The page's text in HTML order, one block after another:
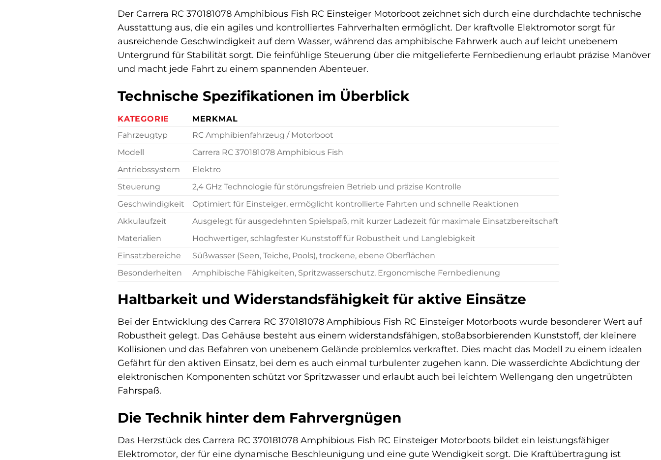
Der Carrera RC 370181078 Amphibious Fish RC Einsteiger Motorboot zeichnet sich durch eine durchdachte technische
Ausstattung aus, die ein agiles und kontrolliertes Fahrverhalten ermöglicht. Der kraftvolle Elektromotor sorgt für
ausreichende Geschwindigkeit auf dem Wasser, während das amphibische Fahrwerk auch auf leicht unebenem
Untergrund für Stabilität sorgt. Die feinfühlige Steuerung über die mitgelieferte Fernbedienung erlaubt präzise Manöver
und macht jede Fahrt zu einem spannenden Abenteuer.
Technische Spezifikationen im Überblick
KATEGORIE
MERKMAL
Fahrzeugtyp
RC Amphibienfahrzeug / Motorboot
Modell
Carrera RC 370181078 Amphibious Fish
Antriebssystem
Elektro
Steuerung
2,4 GHz Technologie für störungsfreien Betrieb und präzise Kontrolle
Geschwindigkeit
Optimiert für Einsteiger, ermöglicht kontrollierte Fahrten und schnelle Reaktionen
Akkulaufzeit
Ausgelegt für ausgedehnten Spielspaß, mit kurzer Ladezeit für maximale Einsatzbereitschaft
Materialien
Hochwertiger, schlagfester Kunststoff für Robustheit und Langlebigkeit
Einsatzbereiche
Süßwasser (Seen, Teiche, Pools), trockene, ebene Oberflächen
Besonderheiten
Amphibische Fähigkeiten, Spritzwasserschutz, Ergonomische Fernbedienung
Haltbarkeit und Widerstandsfähigkeit für aktive Einsätze
Bei der Entwicklung des Carrera RC 370181078 Amphibious Fish RC Einsteiger Motorboots wurde besonderer Wert auf
Robustheit gelegt. Das Gehäuse besteht aus einem widerstandsfähigen, stoßabsorbierenden Kunststoff, der kleinere
Kollisionen und das Befahren von unebenem Gelände problemlos verkraftet. Dies macht das Modell zu einem idealen
Gefährt für den aktiven Einsatz, bei dem es auch einmal turbulenter zugehen kann. Die wasserdichte Abdichtung der
elektronischen Komponenten schützt vor Spritzwasser und erlaubt auch bei leichtem Wellengang den ungetrübten
Fahrspaß.
Die Technik hinter dem Fahrvergnügen
Das Herzstück des Carrera RC 370181078 Amphibious Fish RC Einsteiger Motorboots bildet ein leistungsfähiger
Elektromotor, der für eine dynamische Beschleunigung und eine gute Wendigkeit sorgt. Die Kraftübertragung ist